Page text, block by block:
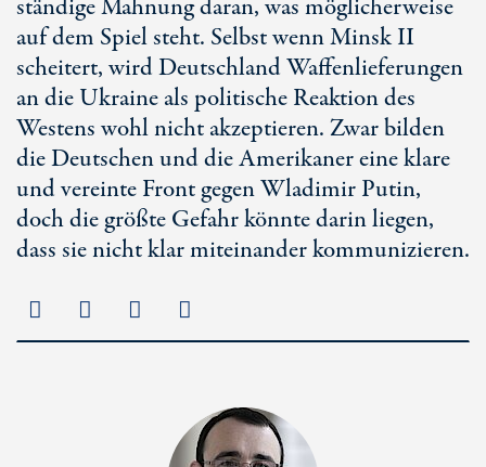
ständige Mahnung daran, was möglicherweise
auf dem Spiel steht. Selbst wenn Minsk II
scheitert, wird Deutschland Waffenlieferungen
an die Ukraine als politische Reaktion des
Westens wohl nicht akzeptieren. Zwar bilden
die Deutschen und die Amerikaner eine klare
und vereinte Front gegen Wladimir Putin,
doch die größte Gefahr könnte darin liegen,
dass sie nicht klar miteinander kommunizieren.